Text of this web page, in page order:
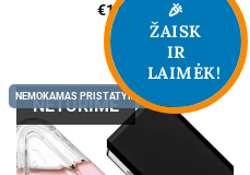
€114.68
NEMOKAMAS PRISTATYMAS
NETURIME
🎉
ŽAISK
IR
LAIMĖK!